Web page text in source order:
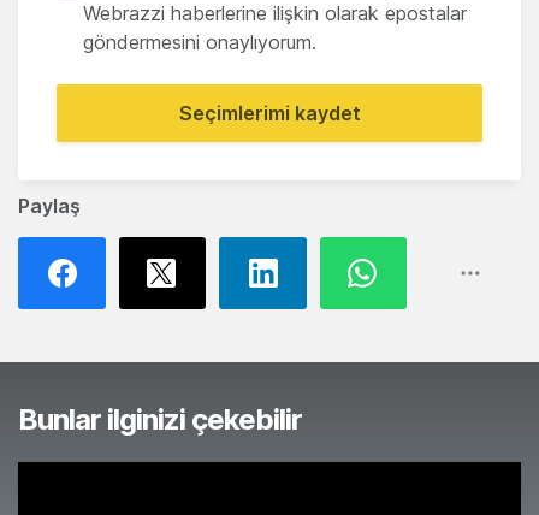
Paylaş
Webrazzi haberlerine ilişkin olarak epostalar
göndermesini onaylıyorum.
Seçimlerimi kaydet
Bunlar ilginizi çekebilir